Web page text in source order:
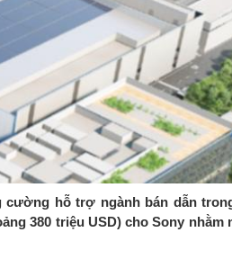
cường hỗ trợ ngành bán dẫn
380 triệu USD) cho Sony nhằm